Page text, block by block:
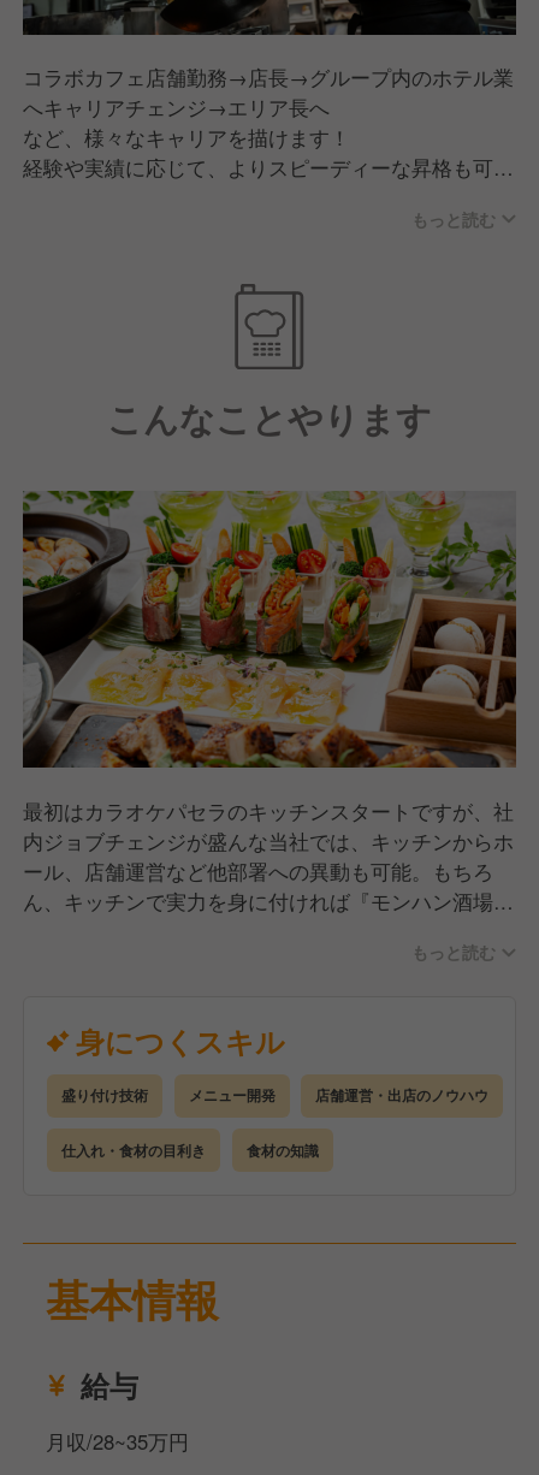
コラボカフェ店舗勤務→店長→グループ内のホテル業
へキャリアチェンジ→エリア長へ
など、様々なキャリアを描けます！
経験や実績に応じて、よりスピーディーな昇格も可
入社半年～2年で支配人（店長）へキャリアアップし
※出店開業ノウハウ、店舗運営は将来的に料理長ポジ
ションをお任せする際に学ぶことが可能です。
もっと読む
こんなことやります
最初はカラオケパセラのキッチンスタートですが、社
内ジョブチェンジが盛んな当社では、キッチンからホ
ール、店舗運営など他部署への異動も可能。もちろ
ん、キッチンで実力を身に付ければ『モンハン酒場』
のキャリアを描けます！
もっと読む
身につくスキル
盛り付け技術 メニュー開発 店舗運営・出店のノウハウ
仕入れ・食材の目利き 食材の知識
基本情報
給与
月収/28~35万円